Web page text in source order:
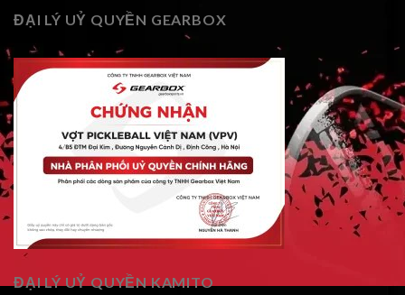
ĐẠI LÝ UỶ QUYỀN GEARBOX
ĐẠI LÝ UỶ QUYỀN KAMITO